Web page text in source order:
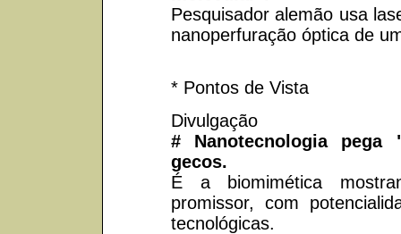
Pesquisador alemão usa
nanoperfuração óptica de
* Pontos de Vista
Divulgação
# Nanotecnologia pega
gecos.
É a biomimética
promissor, com
tecnológicas.